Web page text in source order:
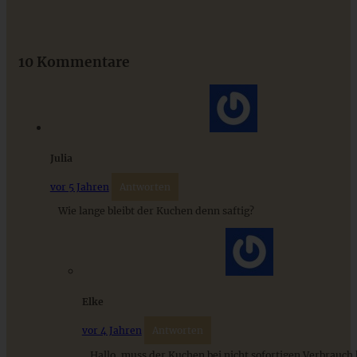
Saftige Schokoladentarte ohne Mehl
10 Kommentare
Julia
vor 5 Jahren Antworten
Wie lange bleibt der Kuchen denn saftig?
Elke
vor 4 Jahren Antworten